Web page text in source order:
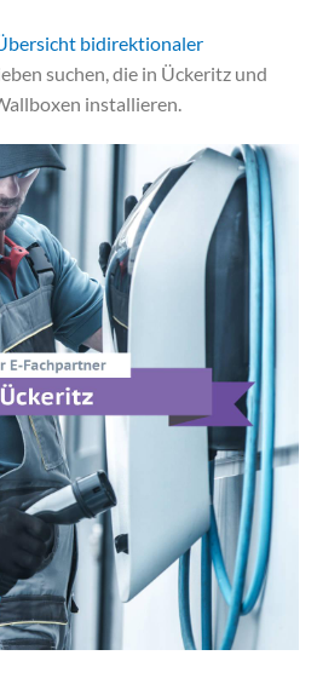
bidirektionaler
suchen, die in Ückeritz und
installieren.